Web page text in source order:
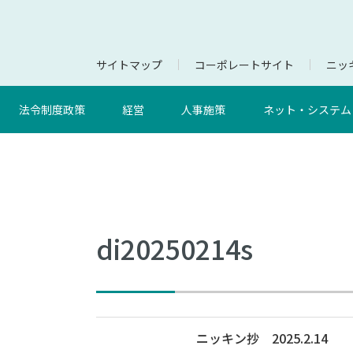
サイトマップ コーポレートサイト ニッ
法令制度政策 経営 人事施策 ネット・システム
di20250214s
ニッキン抄 2025.2.14